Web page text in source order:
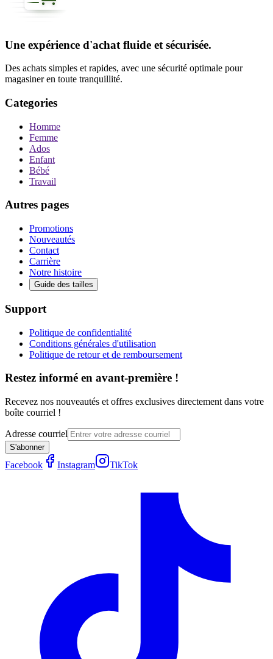
Une expérience d'achat fluide et sécurisée.
Des achats simples et rapides, avec une sécurité optimale pour
magasiner en toute tranquillité.
Categories
Homme
Femme
Ados
Enfant
Bébé
Travail
Autres pages
Promotions
Nouveautés
Contact
Carrière
Notre histoire
Guide des tailles
Support
Politique de confidentialité
Conditions générales d'utilisation
Politique de retour et de remboursement
Restez informé en avant-première !
Recevez nos nouveautés et offres exclusives directement dans votre
boîte courriel !
Adresse courriel
S'abonner
Facebook Instagram TikTok